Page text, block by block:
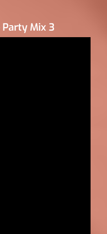
Party Mix 3